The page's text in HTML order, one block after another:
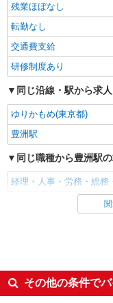
残業ほぼなし
転勤なし
交通費支給
研修制度あり
同じ沿線・駅から求
ゆりかもめ(東京都)
豊洲駅
同じ職種から豊洲駅
経理・人事・労務・総務
同じ雇用形態から豊
入社日応相談
履歴書不要
その他の条件で